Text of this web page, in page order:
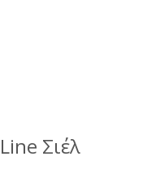
Σιέλ